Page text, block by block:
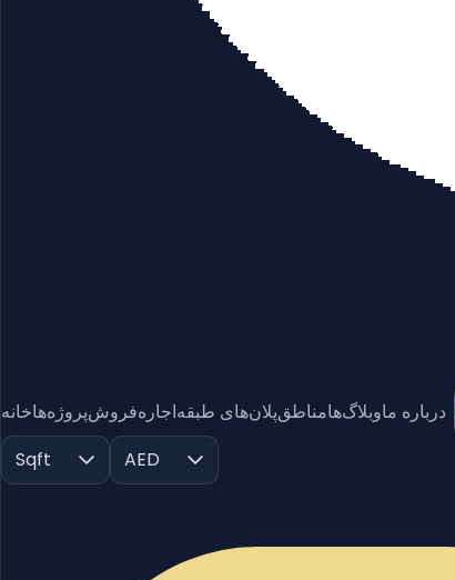
خانهپروژه‌هافروشاجارهپلان‌های طبقهمناطقوبلاگ‌هادرباره ما
Sqft
AED